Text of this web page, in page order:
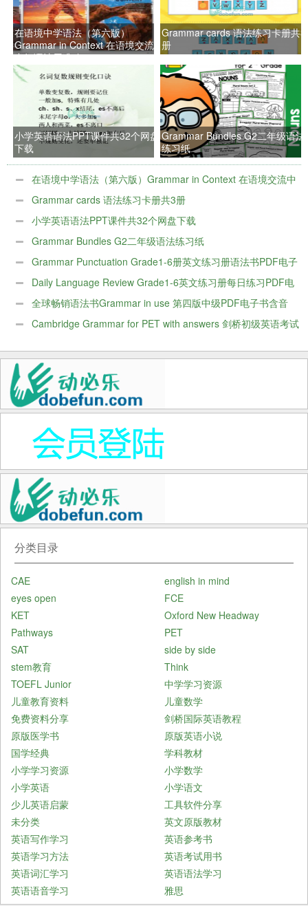
在语境中学语法（第六版）
Grammar in Context 在语境交流
中把语法用准确
Grammar cards 语法练习卡册共3
册
小学英语语法PPT课件共32个网盘
下载
Grammar Bundles G2二年级语法
练习纸
在语境中学语法（第六版）Grammar in Context 在语境交流中
把语法用准确
Grammar cards 语法练习卡册共3册
小学英语语法PPT课件共32个网盘下载
Grammar Bundles G2二年级语法练习纸
Grammar Punctuation Grade1-6册英文练习册语法书PDF电子
版
Daily Language Review Grade1-6英文练习册每日练习PDF电
子版全球畅销语法书Grammar in use 第四版中级PDF电子书含音
频 Cambridge Grammar for PET with answers 剑桥初级英语考试
分类目录
CAE
english in mind
eyes open
FCE
KET
Oxford New Headway
Pathways
PET
SAT
side by side
stem教育
Think
TOEFL Junior
中学学习资源
儿童教育资料
儿童数学
免费资料分享
剑桥国际英语教程
原版医学书
原版英语小说
国学经典
学科教材
小学学习资源
小学数学
小学英语
小学语文
少儿英语启蒙
工具软件分享
未分类
英文原版教材
英语写作学习
英语参考书
英语学习方法
英语考试用书
英语词汇学习
英语语法学习
英语语音学习
雅思